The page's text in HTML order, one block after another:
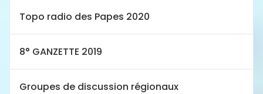
Topo radio des Papes 2020
8° GANZETTE 2019
Groupes de discussion régionaux